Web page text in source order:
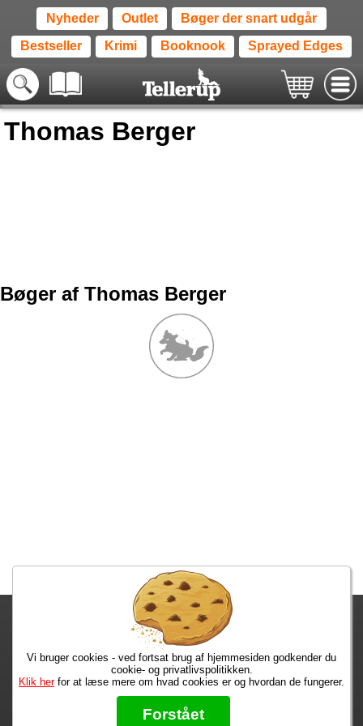
Nyheder Outlet Bøger der snart udgår
Bestseller Krimi Booknook Sprayed Edges
Thomas Berger
Bøger af Thomas Berger
Fragtgebyret er DKK 59,95 • Fragtgebyret bortfalder ved køb over
DKK 299,00
Bestiller du i dag, har du dine varer på tirsdag!
Max 50 kr. Bøger til en 🐕
★★★★★
Læs hvad vores kunder siger om os på Trustpilot
Vi bruger cookies - ved fortsat brug af hjemmesiden godkender du
cookie- og privatlivspolitikken.
Klik herfor at læse mere om hvad cookies er og hvordan de fungerer.
Forstået